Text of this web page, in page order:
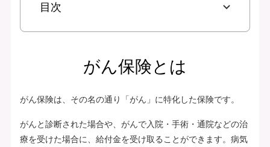
目次
がん保険とは
がん保険は、その名の通り「がん」に特化した保険です。
がんと診断された場合や、がんで入院・手術・通院などの治
療を受けた場合に、給付金を受け取ることができます。病気